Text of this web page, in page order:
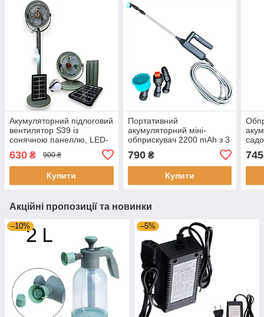
Акумуляторний підлоговий
вентилятор S39 із
сонячною панеллю, LED-
PowerBank, USB-C, 5
швидкостей,
телескопічний
630 ₴ 900 ₴
Купити
Портативний
акумуляторний міні-
обприскувач 2200 mAh з 3
прилад для поливу
рослин
790₴
Купити
із
745
Акційні пропозиції та новинки
–10% –5%